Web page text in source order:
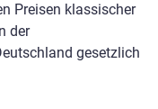
Preisen klassischer
der
gesetzlich